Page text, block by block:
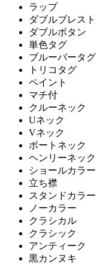
ラップ
ダブルブレスト
ダブルボタン
単色タグ
ブルーバータグ
トリコタグ
ペイント
マチ付
クルーネック
Uネック
Vネック
ボートネック
ヘンリーネック
ショールカラー
立ち襟
スタンドカラー
ノーカラー
クラシカル
クラシック
アンティーク
黒カンヌキ